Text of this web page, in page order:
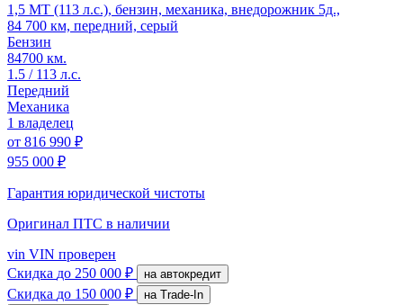
1,5 MT (113 л.с.), бензин, механика, внедорожник 5д.,
84 700 км, передний, серый
Бензин
84700 км.
1.5 / 113 л.с.
Передний
Механика
1 владелец
от 816 990 ₽
955 000 ₽
Гарантия юридической чистоты
Оригинал ПТС в наличии
vin VIN проверен
Скидка до 250 000 ₽ на автокредит
Скидка до 150 000 ₽
на Trade-In